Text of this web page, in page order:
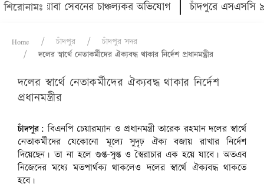
শিরোনামঃসেবনের চাঞ্চল্যকর অভিযোগ চাঁদপুরে এসএসসি ৯৭ ও
Home চাঁদপুর
চাঁদপুর সদর
দলের স্বার্থে নেতাকর্মীদের ঐক্যবদ্ধ থাকার নির্দেশ প্রধানমন্ত্রীর
দলের স্বার্থে নেতাকর্মীদের ঐক্যবদ্ধ থাকার নির্দেশ
প্রধানমন্ত্রীর
চাঁদপুর: বিএনপি চেয়ারম্যান ও প্রধানমন্ত্রী তারেক রহমান দলের স্বার্থে
নেতাকর্মীদের যেকোনো মূল্যে সুদৃঢ় ঐক্য বজায় রাখার নির্দেশ
দিয়েছেন। তা না হলে গুপ্ত-সুপ্ত ও স্বৈরাচার এক হয়ে যাবে। অতএব
নিজেদের মধ্যে মতপার্থক্য থাকলেও দলের স্বার্থে ঐক্যবদ্ধ থাকতে
হবে।